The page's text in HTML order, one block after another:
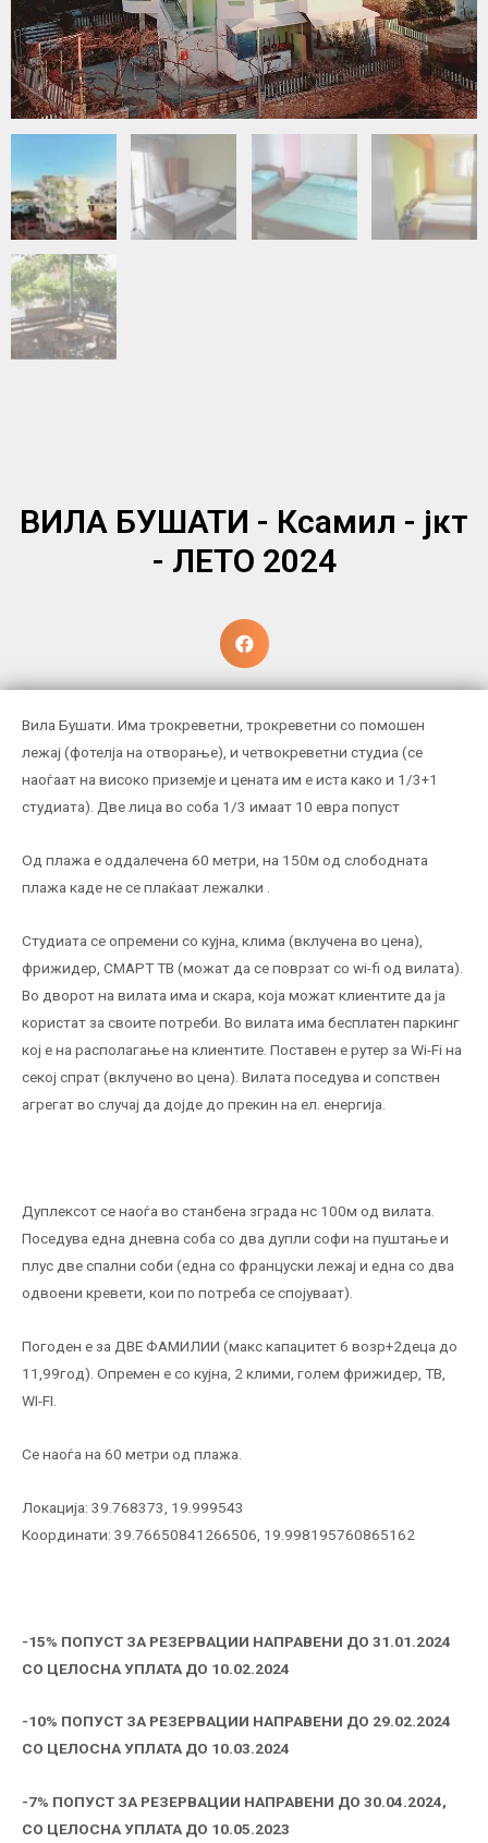
ВИЛА БУШАТИ - Ксамил - јкт
- ЛЕТО 2024
Вила Бушати. Имa трокреветни, трокреветни со помошен
лежај (фотелја на отворање), и четвокреветни студиа (се
наоѓаат на високо приземје и цената им е иста како и 1/3+1
студиата). Две лица во соба 1/3 имаат 10 евра попуст
Од плажа е оддалечена 60 метри, на 150м од слободната
плажа каде не се плаќаат лежалки .
Студиата се опремени со кујна, клима (вклучена во цена),
фрижидер, СМАРТ ТВ (можат да се поврзат со wi-fi од вилата).
Во дворот на вилата има и скара, која можат клиентите да ја
користат за своите потреби. Во вилата има бесплатен паркинг
кој е на располагање на клиентите. Поставен е рутер за Wi-Fi на
секој спрат (вклученo во цена). Вилата поседува и сопствен
агрегат во случај да дојде до прекин на ел. енергија.
Дуплексот се наоѓа во станбена зграда нс 100м од вилата.
Поседува една дневна соба со два дупли софи на пуштање и
плус две спални соби (една со француски лежај и една со два
одвоени кревети, кои по потреба се спојуваат).
Погоден е за ДВЕ ФАМИЛИИ (макс капацитет 6 возр+2деца до
11,99год). Опремен е со кујна, 2 клими, голем фрижидер, ТВ,
WI-FI.
Се наоѓа на 60 метри од плажа.
Локација: 39.768373, 19.999543
Координати: 39.76650841266506, 19.998195760865162
-15% ПОПУСТ ЗА РЕЗЕРВАЦИИ НАПРАВЕНИ ДО 31.01.2024
СО ЦЕЛОСНА УПЛАТА ДО 10.02.2024
-10% ПОПУСТ ЗА РЕЗЕРВАЦИИ НАПРАВЕНИ ДО 29.02.2024
СО ЦЕЛОСНА УПЛАТА ДО 10.03.2024
-7% ПОПУСТ ЗА РЕЗЕРВАЦИИ НАПРАВЕНИ ДО 30.04.2024,
СО ЦЕЛОСНА УПЛАТА ДО 10.05.2023